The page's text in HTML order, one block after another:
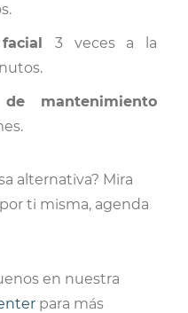
3 veces a la
de mantenimiento
alternativa? Mira
ti misma, agenda
en nuestra
para más